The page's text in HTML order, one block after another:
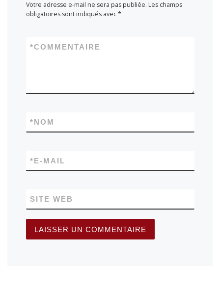
Votre adresse e-mail ne sera pas publiée. Les champs
obligatoires sont indiqués avec*
COMMENTAIRE
*
NOM
*
E-MAIL
*
SITE WEB